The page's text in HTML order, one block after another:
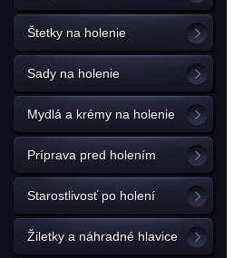
Štetky na holenie
Sady na holenie
Mydlá a krémy na holenie
Príprava pred holením
Starostlivosť po holení
Žiletky a náhradné hlavice